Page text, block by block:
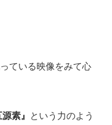
ている映像をみて心
源素』 という力のよう